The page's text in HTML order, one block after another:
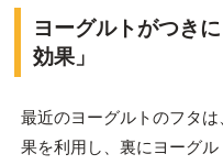
ヨーグルトがつき
効果」
最近のヨーグルトのフタは
果を利用し、裏にヨーグル